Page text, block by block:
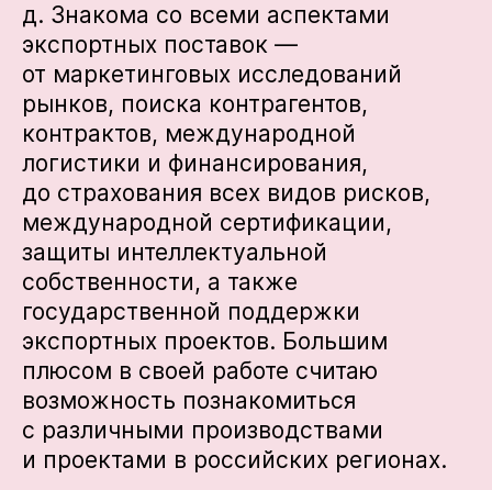
д. Знакома со всеми аспектами
экспортных поставок —
от маркетинговых исследований
рынков, поиска контрагентов,
контрактов, международной
логистики и финансирования,
до страхования всех видов рисков,
международной сертификации,
защиты интеллектуальной
собственности, а также
государственной поддержки
экспортных проектов. Большим
плюсом в своей работе считаю
возможность познакомиться
с различными производствами
и проектами в российских регионах.